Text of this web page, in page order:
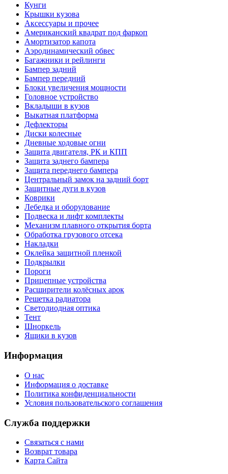
Кунги
Крышки кузова
Аксессуары и прочее
Американский квадрат под фаркоп
Амортизатор капота
Аэродинамический обвес
Багажники и рейлинги
Бампер задний
Бампер передний
Блоки увеличения мощности
Головное устройство
Вкладыши в кузов
Выкатная платформа
Дефлекторы
Диски колесные
Дневные ходовые огни
Защита двигателя, РК и КПП
Защита заднего бампера
Защита переднего бампера
Центральный замок на задний борт
Защитные дуги в кузов
Коврики
Лебедка и оборудование
Подвеска и лифт комплекты
Механизм плавного открытия борта
Обработка грузового отсека
Накладки
Оклейка защитной пленкой
Подкрылки
Пороги
Прицепные устройства
Расширители колёсных арок
Решетка радиатора
Светодиодная оптика
Тент
Шноркель
Ящики в кузов
Информация
О нас
Информация о доставке
Политика конфиденциальности
Условия пользовательского соглашения
Служба поддержки
Связаться с нами
Возврат товара
Карта Сайта